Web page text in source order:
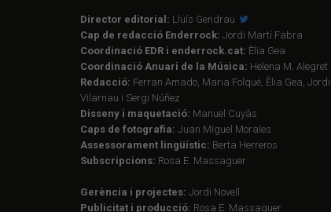
Director editorial: Lluís Gendrau
Cap de redacció Enderrock: Jordi Martí Fabra
Coordinació EDR i enderrock.cat: Èlia Gea
Coordinació Anuari de la Música: Helena M. Alegret
Redacció: Ferran Amado, Maria Folqué, Èlia Gea,
Vilarnau i Sergi Núñez
Disseny i maquetació: Manuel Cuyàs
Caps de fotografia: Juan Miguel Morales
Assessorament lingüístic: Berta Herreros
Subscripcions: Rosa E. Massaguer
Gerència i projectes: Jordi Novell
Publicitat i producció: Rosa E. Massaguer